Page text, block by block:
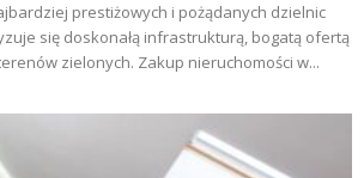
prestiżowych i pożądanych dzielnic
się doskonałą infrastrukturą, bogatą ofertą
zielonych. Zakup nieruchomości w...